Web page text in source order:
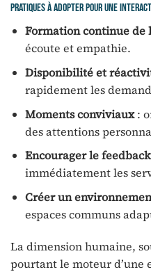
Pratiques à adopter pour une
Formation continue de
écoute et empathie.
Disponibilité et
rapidement les
Moments conviviaux:
des attentions
Encourager le
immédiatement les
Créer un
espaces communs
La dimension humaine,
pourtant le moteur